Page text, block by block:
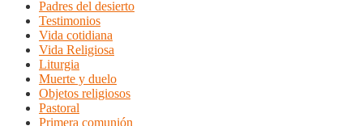
Padres del desierto
Testimonios
Vida cotidiana
Vida Religiosa
Liturgia
Muerte y duelo
Objetos religiosos
Pastoral
Primera comunión